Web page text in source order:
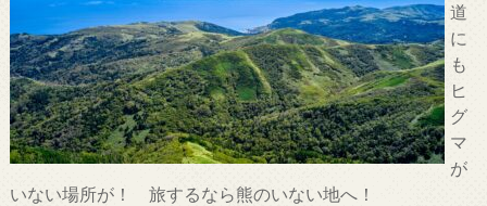
道
に
も
ヒ
グ
マ
が
いない場所が！ 旅するなら熊のいない地へ！